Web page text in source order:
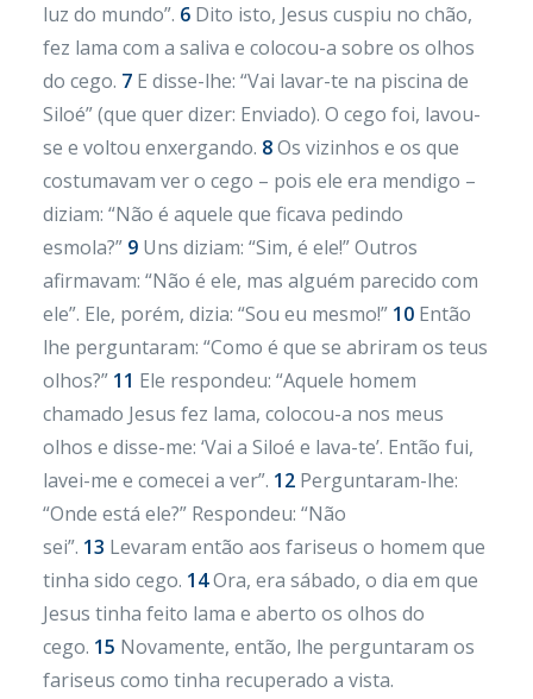
luz do mundo”. 6 Dito isto, Jesus cuspiu no chão,
fez lama com a saliva e colocou-a sobre os olhos
do cego. 7 E disse-lhe: “Vai lavar-te na piscina de
Siloé” (que quer dizer: Enviado). O cego foi, lavou-
se e voltou enxergando. 8Os vizinhos e os que
costumavam ver o cego – pois ele era mendigo –
diziam: “Não é aquele que ficava pedindo
esmola?” 9 Uns diziam: “Sim, é ele!” Outros
afirmavam: “Não é ele, mas alguém parecido com
ele”. Ele, porém, dizia: “Sou eu mesmo!” 10 Então
lhe perguntaram: “Como é que se abriram os teus
olhos?” 11 Ele respondeu: “Aquele homem
chamado Jesus fez lama, colocou-a nos meus
olhos e disse-me: ‘Vai a Siloé e lava-te’. Então fui,
lavei-me e comecei a ver”. 12 Perguntaram-lhe:
“Onde está ele?” Respondeu: “Não
sei”. 13 Levaram então aos fariseus o homem que
tinha sido cego. 14Ora, era sábado, o dia em que
Jesus tinha feito lama e aberto os olhos do
cego. 15 Novamente, então, lhe perguntaram os
fariseus como tinha recuperado a vista.